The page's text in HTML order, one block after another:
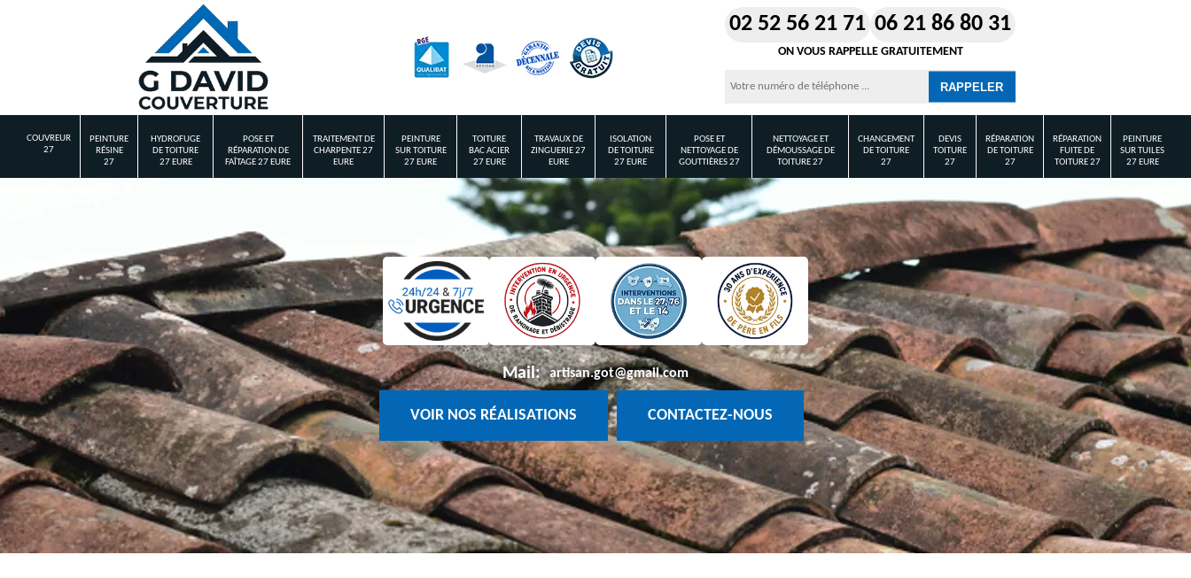
02 52 56 21 71 06 21 86 80 31
ON VOUS RAPPELLE GRATUITEMENT
COUVREUR
27
PEINTURE
RÉSINE
27
HYDROFUGE
DE TOITURE
27 EURE
POSE ET
RÉPARATION DE
FAÎTAGE 27 EURE
TRAITEMENT DE
CHARPENTE 27
EURE
PEINTURE
SUR TOITURE
27 EURE
TOITURE
BAC ACIER
27 EURE
TRAVAUX DE
ZINGUERIE 27
EURE
ISOLATION
DE TOITURE
27 EURE
POSE ET
NETTOYAGE DE
GOUTTIÈRES 27
NETTOYAGE ET
DÉMOUSSAGE DE
TOITURE 27
CHANGEMENT
DE TOITURE
27
DEVIS
TOITURE
27
RÉPARATION
DE TOITURE
27
RÉPARATION
FUITE DE
TOITURE 27
PEINTURE
SUR TUILES
27 EURE
Mail: artisan.got@gmail.com
VOIR NOS RÉALISATIONS CONTACTEZ-NOUS